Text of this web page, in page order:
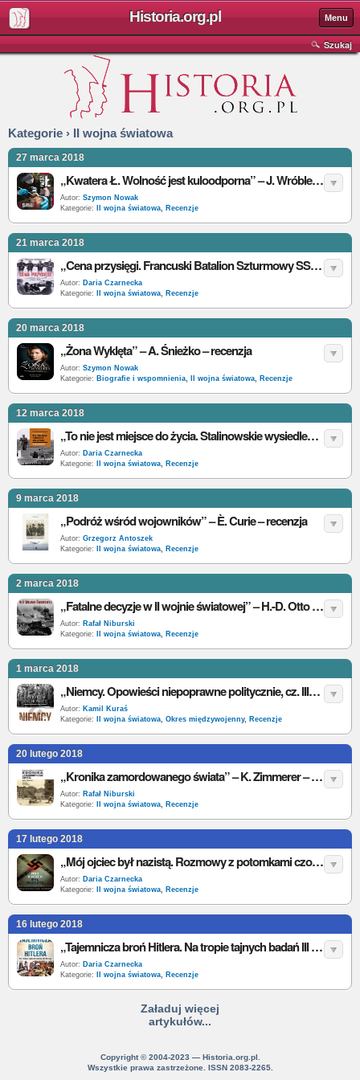
Historia.org.pl Menu
Szukaj
Kategorie › II wojna światowa
27 marca 2018
„Kwatera Ł. Wolność jest kuloodporna” – J. Wróblewski – recenzja
Autor: Szymon Nowak
Kategorie:
II wojna światowa, Recenzje
21 marca 2018
„Cena przysięgi. Francuski Batalion Szturmowy SS w bitwie o Berlin” – T. Borowski – recenzja
Autor: Daria Czarnecka
Kategorie:
II wojna światowa, Recenzje
20 marca 2018
„Żona Wyklęta” – A. Śnieżko – recenzja
Autor: Szymon Nowak
Kategorie: Biografie i wspomnienia, II wojna światowa, Recenzje
12 marca 2018
„To nie jest miejsce do życia. Stalinowskie wysiedlenia znad Bugu i z Bieszczad” – K. Potaczała – recenzja
Autor: Daria Czarnecka
Kategorie:
II wojna światowa, Recenzje
9 marca 2018
„Podróż wśród wojowników” – È. Curie – recenzja
Autor: Grzegorz Antoszek
Kategorie:
II wojna światowa, Recenzje
2 marca 2018
„Fatalne decyzje w II wojnie światowej” – H.-D. Otto – recenzja
Autor: Rafał Niburski
Kategorie:
II wojna światowa, Recenzje
1 marca 2018
„Niemcy. Opowieści niepoprawne politycznie, cz. III” – P. Zychowicz – recenzja
Autor: Kamil Kuraś
Kategorie:
II wojna światowa, Okres międzywojenny, Recenzje
20 lutego 2018
„Kronika zamordowanego świata” – K. Zimmerer – recenzja
Autor: Rafał Niburski
Kategorie:
II wojna światowa, Recenzje
17 lutego 2018
„Mój ojciec był nazistą. Rozmowy z potomkami czołowych przywódców Trzeciej Rzeszy” – T. Freidensson – recenzja
Autor: Daria Czarnecka
Kategorie:
II wojna światowa, Recenzje
16 lutego 2018
„Tajemnicza broń Hitlera. Na tropie tajnych badań III Rzeszy” – L. Adamczewski – recenzja
Autor: Daria Czarnecka
Kategorie:
II wojna światowa, Recenzje
Załaduj więcej
artykułów...
Copyright © 2004-2023 — Historia.org.pl.
Wszystkie prawa zastrzeżone. ISSN 2083-2265.